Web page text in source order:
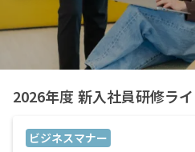
2026年度 新入社員研修ラ
ビジネスマナー